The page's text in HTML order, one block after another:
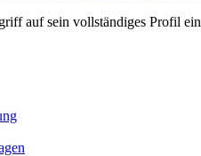
auf sein vollständiges Profil